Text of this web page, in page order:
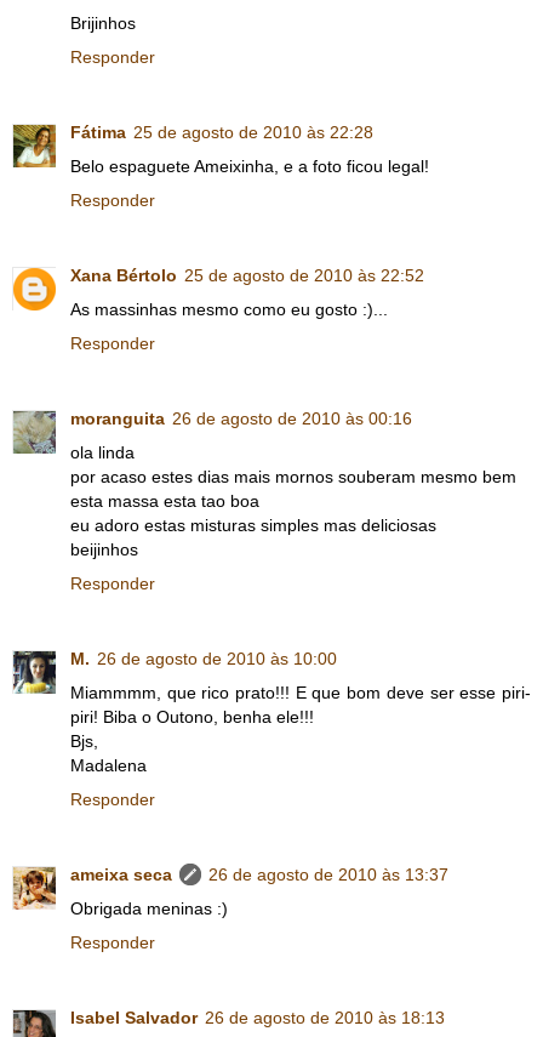
Brijinhos
Responder
Fátima 25 de agosto de 2010 às 22:28
Belo espaguete Ameixinha, e a foto ficou legal!
Responder
Xana Bértolo 25 de agosto de 2010 às 22:52
As massinhas mesmo como eu gosto :)...
Responder
moranguita 26 de agosto de 2010 às 00:16
ola linda
por acaso estes dias mais mornos souberam mesmo bem
esta massa esta tao boa
eu adoro estas misturas simples mas deliciosas
beijinhos
Responder
M. 26 de agosto de 2010 às 10:00
Miammmm, que rico prato!!! E que bom deve ser esse piri-
piri! Biba o Outono, benha ele!!!
Bjs,
Madalena
Responder
ameixa seca
26 de agosto de 2010 às 13:37
Obrigada meninas :)
Responder
Isabel Salvador 26 de agosto de 2010 às 18:13